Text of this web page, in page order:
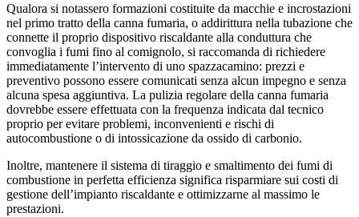
Qualora si notassero formazioni costituite da macchie e incrostazioni
nel primo tratto della canna fumaria, o addirittura nella tubazione che
connette il proprio dispositivo riscaldante alla conduttura che
convoglia i fumi fino al comignolo, si raccomanda di richiedere
immediatamente l’intervento di uno spazzacamino: prezzi e
preventivo possono essere comunicati senza alcun impegno e senza
alcuna spesa aggiuntiva. La pulizia regolare della canna fumaria
dovrebbe essere effettuata con la frequenza indicata dal tecnico
proprio per evitare problemi, inconvenienti e rischi di
autocombustione o di intossicazione da ossido di carbonio.
Inoltre, mantenere il sistema di tiraggio e smaltimento dei fumi di
combustione in perfetta efficienza significa risparmiare sui costi di
gestione dell’impianto riscaldante e ottimizzarne al massimo le
prestazioni.